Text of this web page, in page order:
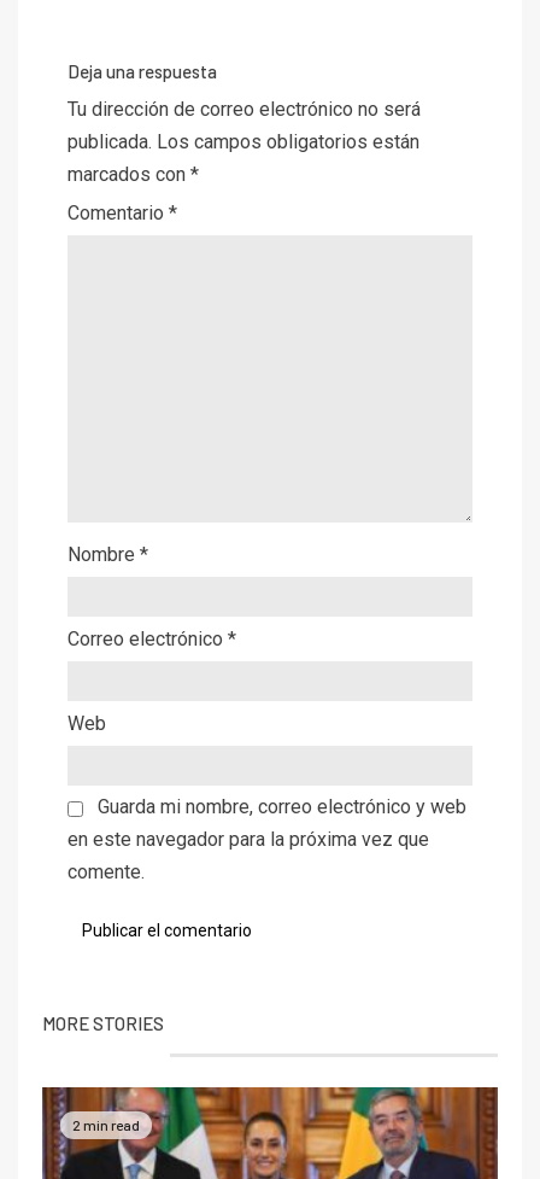
Deja una respuesta
Tu dirección de correo electrónico no será
publicada. Los campos obligatorios están
marcados con *
Comentario *
Nombre *
Correo electrónico *
Web
Guarda mi nombre, correo electrónico y web
en este navegador para la próxima vez que
comente.
MORE STORIES
2 min read